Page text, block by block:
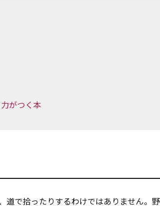
がつく本
道で拾ったりするわけではありません。